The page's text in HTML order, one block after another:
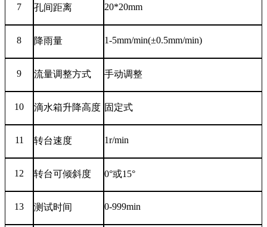
7 孔间距离 20*20mm
8 降雨量 1-5mm/min(±0.5mm/min)
9 流量调整方式 手动调整
10 滴水箱升降高度 固定式
11 转台速度 1r/min
12 转台可倾斜度 0°或15°
13 测试时间 0-999min